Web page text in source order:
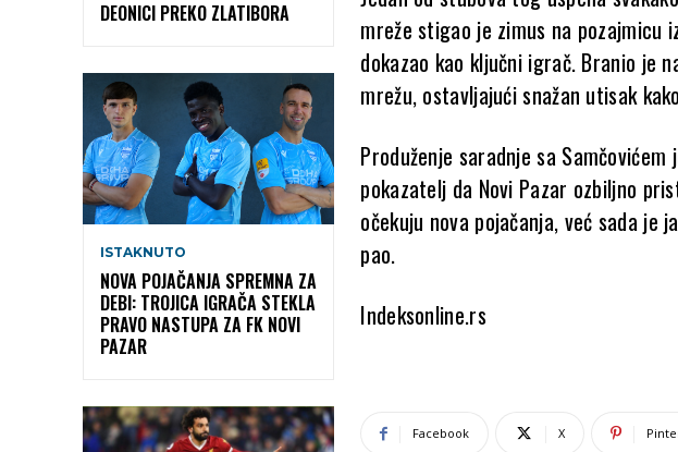
DEONICI PREKO ZLATIBORA
ISTAKNUTO
NOVA POJAČANJA SPREMNA ZA
DEBI: TROJICA IGRAČA STEKLA
PRAVO NASTUPA ZA FK NOVI
PAZAR
mreže stigao je zimus na pozajmicu
dokazao kao ključni igrač. Branio je
mrežu, ostavljajući snažan utisak
Produženje saradnje sa
pokazatelj da Novi Pazar ozbiljno
očekuju nova pojačanja, već sada je
pao.
Indeksonline.rs
Facebook X